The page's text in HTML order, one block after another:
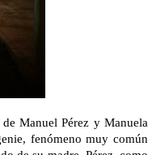
Manuel Pérez y Manuela
fenómeno muy común